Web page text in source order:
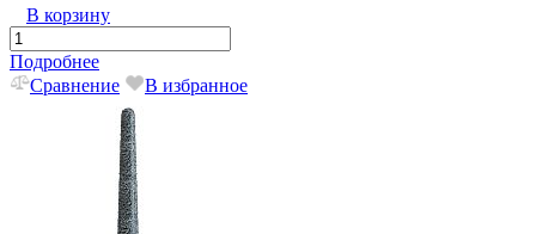
В корзину
Подробнее
Сравнение
В избранное